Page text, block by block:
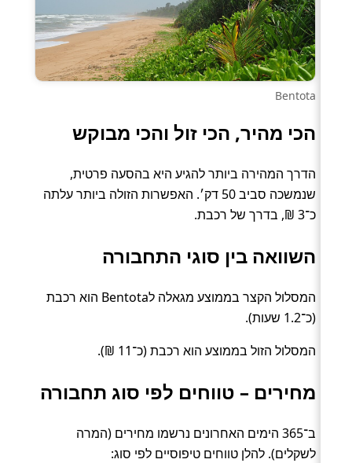
Bentota
הכי מהיר, הכי זול והכי מבוקש
הדרך המהירה ביותר להגיע היא בהסעה פרטית,
שנמשכה סביב 50 דק׳. האפשרות הזולה ביותר עלתה
כ־3 ₪, בדרך של רכבת.
השוואה בין סוגי התחבורה
המסלול הקצר בממוצע מגאלה לBentota הוא רכבת
(כ־1.2 שעות).
המסלול הזול בממוצע הוא רכבת (כ־11 ₪).
מחירים – טווחים לפי סוג תחבורה
ב־365 הימים האחרונים נרשמו מחירים (המרה
לשקלים). להלן טווחים טיפוסיים לפי סוג: